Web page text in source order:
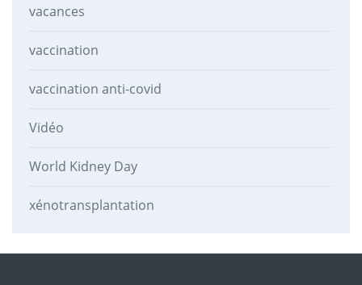
vacances
vaccination
vaccination anti-covid
Vidéo
World Kidney Day
xénotransplantation